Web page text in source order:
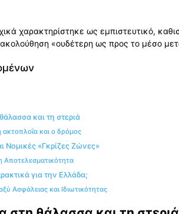
χαρακτηρίστηκε ως εμπιστευτικό,
«ουδέτερη ως προς το μέσο
και τη στεριά
και ο δρόμος
Νομικές «Γκρίζες Ζώνες»
Αποτελεσματικότητα
για την Ελλάδα;
Ασφάλειας και Ιδιωτικότητας